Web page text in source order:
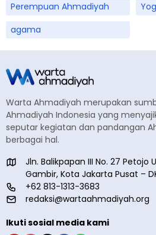
Perempuan Ahmadiyah
agama
Warta Ahmadiyah merupakan
Ahmadiyah Indonesia yang
seputar kegiatan dan pandangan
berbagai hal.
Jln. Balikpapan III No. 27 Petojo
Gambir, Kota Jakarta Pusat –
+62 813-1313-3683
redaksi@wartaahmadiyah.org
Ikuti sosial media kami